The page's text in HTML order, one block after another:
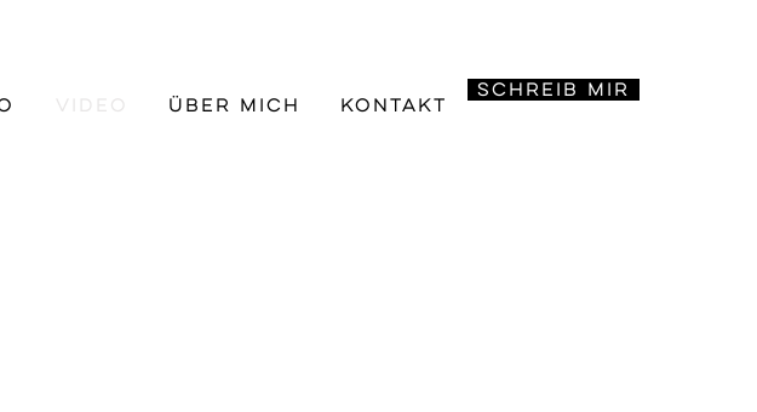
Video Über mich Kontakt
Schreib mir